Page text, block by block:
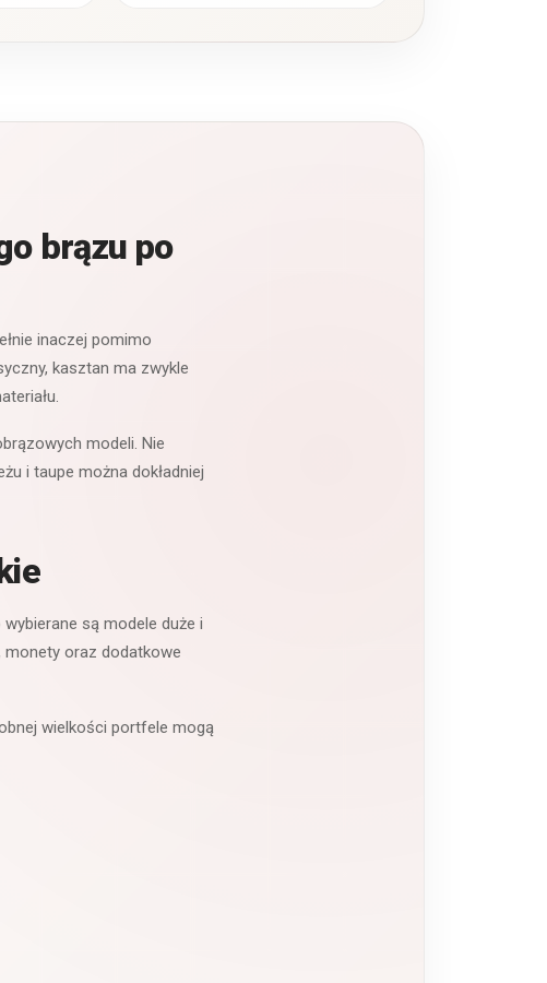
brązu po
inaczej pomimo
kasztan ma zwykle
modeli. Nie
i taupe można dokładniej
są modele duże i
monety oraz dodatkowe
wielkości portfele mogą